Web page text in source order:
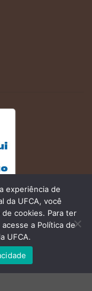
experiência de
da UFCA, você
cookies. Para ter
a Política de
UFCA.